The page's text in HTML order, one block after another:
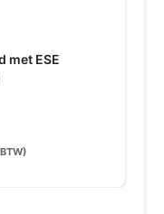
met ESE